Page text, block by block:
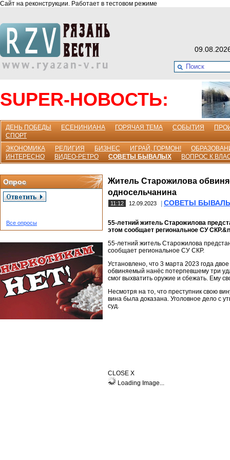
Сайт на реконструкции. Работает в тестовом режиме
SUPER-НОВОСТЬ:
ДЕНЬ ПОБЕДЫ ЕСЕНИНИАНА ГОРЯЧАЯ ТЕМА СОБЫТИЯ
СПОРТ
ЭКОНОМИКА
РЕЛИГИЯ БИЗНЕС ИГРАЙ, ГОРМОН!
ИНТЕРЕСНО
ВИДЕО-РЕТРО СОВЕТЫ БЫВАЛЫХ ВОПРОС К
Опрос
Все опросы
Житель Старожилова
односельчанина
11:12 12.09.2023 СОВЕТЫ
55-летний житель Старожилова
этом сообщает региональное СУ
55-летний житель Старожилова
сообщает региональное СУ СКР.
Установлено, что 3 марта 2023 года
обвиняемый нанёс потерпевшему три
смог выхватить оружие и сбежать. Ему
Несмотря на то, что преступник свою
вина была доказана. Уголовное дело с
суд.
CLOSE X
Loading Image...